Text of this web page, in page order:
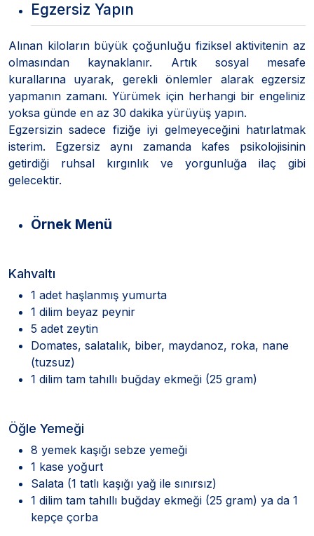
Egzersiz Yapın
Alınan kiloların büyük çoğunluğu fiziksel aktivitenin az
olmasından kaynaklanır. Artık sosyal mesafe
kurallarına uyarak, gerekli önlemler alarak egzersiz
yapmanın zamanı. Yürümek için herhangi bir engeliniz
yoksa günde en az 30 dakika yürüyüş yapın.
Egzersizin sadece fiziğe iyi gelmeyeceğini hatırlatmak
isterim. Egzersiz aynı zamanda kafes psikolojisinin
getirdiği ruhsal kırgınlık ve yorgunluğa ilaç gibi
gelecektir.
Örnek Menü
Kahvaltı
1 adet haşlanmış yumurta
1 dilim beyaz peynir
5 adet zeytin
Domates, salatalık, biber, maydanoz, roka, nane
(tuzsuz)
1 dilim tam tahıllı buğday ekmeği (25 gram)
Öğle Yemeği
8 yemek kaşığı sebze yemeği
1 kase yoğurt
Salata (1 tatlı kaşığı yağ ile sınırsız)
1 dilim tam tahıllı buğday ekmeği (25 gram) ya da 1
kepçe çorba